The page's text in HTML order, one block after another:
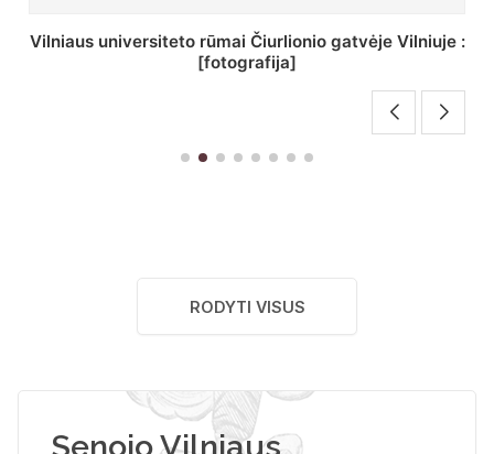
St. Batoro universiteto J. Pilsudskio kolegija :
[fotografija]
RODYTI VISUS
Senojo Vilniaus